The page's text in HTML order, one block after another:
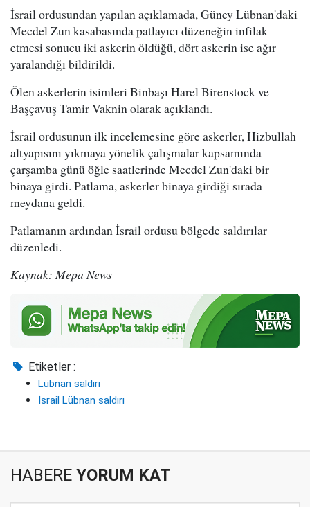
İsrail ordusundan yapılan açıklamada, Güney Lübnan'daki
Mecdel Zun kasabasında patlayıcı düzeneğin infilak
etmesi sonucu iki askerin öldüğü, dört askerin ise ağır
yaralandığı bildirildi.
Ölen askerlerin isimleri Binbaşı Harel Birenstock ve
Başçavuş Tamir Vaknin olarak açıklandı.
İsrail ordusunun ilk incelemesine göre askerler, Hizbullah
altyapısını yıkmaya yönelik çalışmalar kapsamında
çarşamba günü öğle saatlerinde Mecdel Zun'daki bir
binaya girdi. Patlama, askerler binaya girdiği sırada
meydana geldi.
Patlamanın ardından İsrail ordusu bölgede saldırılar
düzenledi.
Kaynak: Mepa News
Etiketler :
Lübnan saldırı
İsrail Lübnan saldırı
HABERE YORUM KAT